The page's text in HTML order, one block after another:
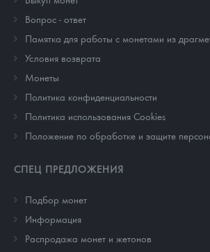
Вопрос - ответ
Памятка для работы с монетами из
Условия возврата
Монеты
Политика конфиденциальности
Политика использования Cookies
Положение по обработке и защите
СПЕЦ ПРЕДЛОЖЕНИЯ
Подбор монет
Информация
Распродажа монет и жетонов